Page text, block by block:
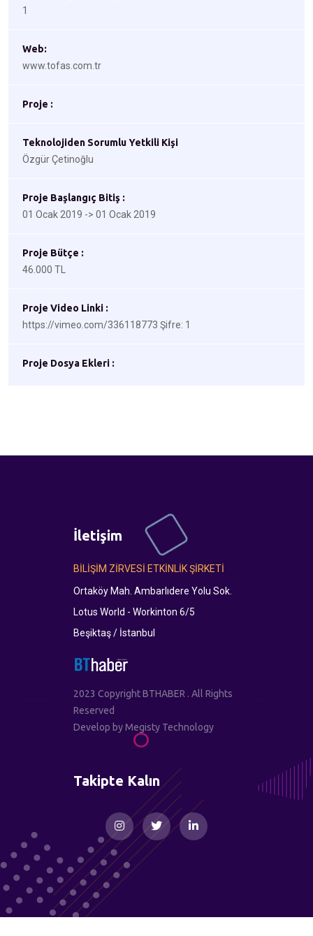
1
Web:
www.tofas.com.tr
Proje :
Teknolojiden Sorumlu Yetkili Kişi
Özgür Çetinoğlu
Proje Başlangıç Bitiş :
01 Ocak 2019 -> 01 Ocak 2019
Proje Bütçe :
46.000 TL
Proje Video Linki :
https://vimeo.com/336118773 Şifre: 1
Proje Dosya Ekleri :
İletişim
BİLİŞİM ZİRVESİ ETKİNLİK ŞİRKETİ
Ortaköy Mah. Ambarlıdere Yolu Sok.
Lotus World - Workinton 6/5
Beşiktaş / İstanbul
2023 Copyright BTHABER . All Rights
Reserved
Develop byMegisty Technology
Takipte Kalın